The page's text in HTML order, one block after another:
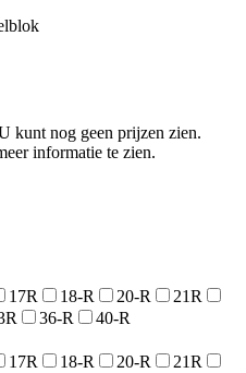
kunt nog geen prijzen zien.
informatie te zien.
17R 18-R 20-R
21R
36-R
40-R
17R 18-R 20-R
21R